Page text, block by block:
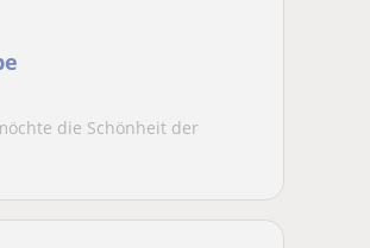
die Schönheit der